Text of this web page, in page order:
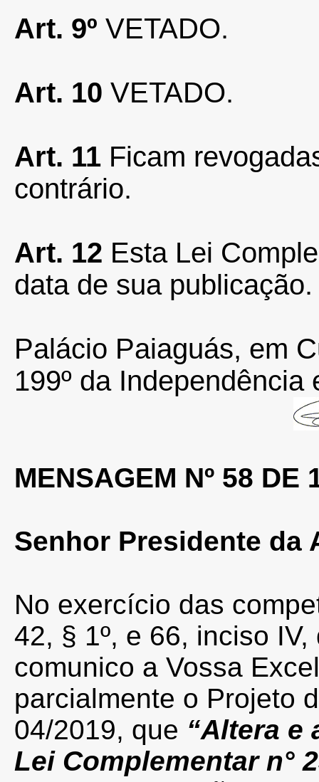
Art. 9º VETADO.
Art. 10 VETADO.
Art. 11 Ficam
contrário.
Art. 12 Esta Lei
data de sua publicação.
Palácio Paiaguás, em
199º da Independência
MENSAGEM Nº 58 DE
Senhor Presidente da
No exercício das
42, § 1º, e 66, inciso
comunico a Vossa
parcialmente o Projeto
04/2019, que “Altera e
Lei Complementar n°